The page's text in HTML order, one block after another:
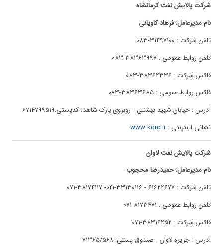
شرکت پالایش نفت کرمانشاه
نام مدیرعامل: فرهاد کاویانی
تلفن شرکت : 31497100-083
تلفن روابط عمومی : 38363997-083
فاکس شرکت : 38362336-083
فاکس روابط عمومی : 38363685-083
آدرس : خیابان شهید بهشتی - روبروی پارک شاهد، کدپستی:6714799519
نشانی اینترنتی :www.korc.ir
شرکت پالایش نفت لاوان
نام مدیرعامل: حمیدرضا محجوب
تلفن شرکت : 61622677 - 33130116-021- 38174117-071
تلفن روابط عمومی : 8173471-071
فاکس شرکت : 38316252-071
آدرس : جزیره لاوان - صندوق پستی: 71365/568